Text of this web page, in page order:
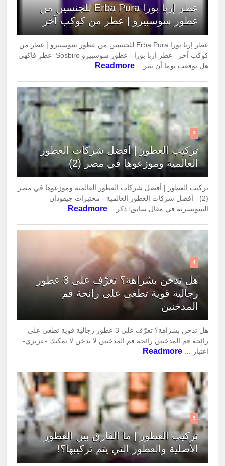
عطر إربا بورا Erba Pura للجنسين من
عطور سوسبيرو | عطر من كوكب آخر
عطر إربا بورا Erba Pura للجنسين من عطور سوسبيرو | عطر من
كوكب آخر عطر اربا بورا - عطور سوسبيرو Sosbiro عطر فاكهي
هل توقعت يوما أن يثير... Readmore
3
تركيب العطور | أفضل شركات العطور
العالمية وموزعوها في مصر (2)
تركيب العطور | أفضل شركات العطور العالمية وموزعوها في مصر
(2) أفضل شركات العطور العالمية - مختبرات جيفودان
السويسرية في مقال سابق؛ ذكر... Readmore
4
هل تدخن بشراهة؟ تعرّف على 3 عطور
رجالية قوية تطغى على رائحة فم
المدخنين
هل تدخن بشراهة؟ تعرّف على 3 عطور رجالية قوية تطغى على
رائحة فم المدخنين رائحة فم المدخنين لا تدخن لا يمكنك -عزيزي-
اعتبار ... Readmore
5
تركيب العطور | ما الفارق بين العطور
الأصلية والعطور التي يتم تركيبها؟!